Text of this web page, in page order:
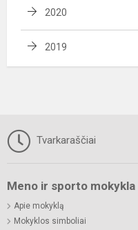
2020
2019
Tvarkaraščiai
Meno ir sporto mokykla
Apie mokyklą
Mokyklos simboliai